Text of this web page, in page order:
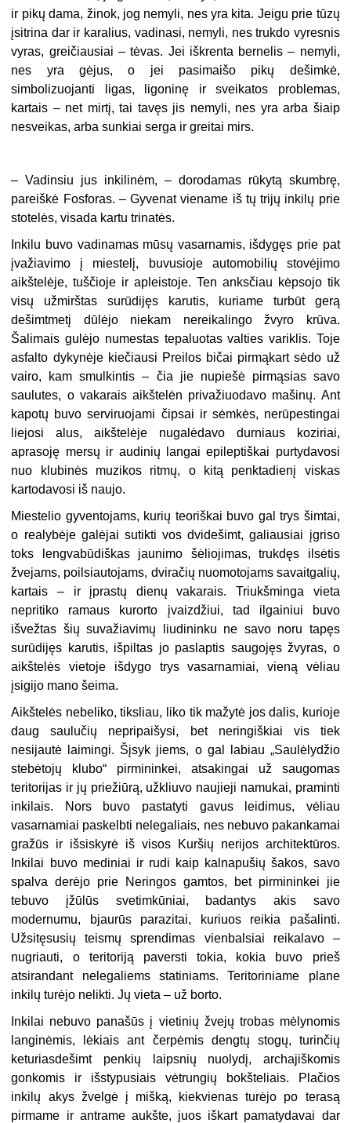
ir pikų dama, žinok, jog nemyli, nes yra kita. Jeigu prie tūzų
įsitrina dar ir karalius, vadinasi, nemyli, nes trukdo vyresnis
vyras, greičiausiai – tėvas. Jei iškrenta bernelis – nemyli,
nes yra gėjus, o jei pasimaišo pikų dešimkė,
simbolizuojanti ligas, ligoninę ir sveikatos problemas,
kartais – net mirtį, tai tavęs jis nemyli, nes yra arba šiaip
nesveikas, arba sunkiai serga ir greitai mirs.
–Vadinsiu jus inkilinėm, – dorodamas rūkytą skumbrę,
pareiškė Fosforas. – Gyvenat viename iš tų trijų inkilų prie
stotelės, visada kartu trinatės.
Inkilu buvo vadinamas mūsų vasarnamis, išdygęs prie pat
įvažiavimo į miestelį, buvusioje automobilių stovėjimo
aikštelėje, tuščioje ir apleistoje. Ten anksčiau kėpsojo tik
visų užmirštas surūdijęs karutis, kuriame turbūt gerą
dešimtmetį dūlėjo niekam nereikalingo žvyro krūva.
Šalimais gulėjo numestas tepaluotas valties variklis. Toje
asfalto dykynėje kiečiausi Preilos bičai pirmąkart sėdo už
vairo, kam smulkintis – čia jie nupiešė pirmąsias savo
saulutes, o vakarais aikštelėn privažiuodavo mašinų. Ant
kapotų buvo serviruojami čipsai ir sėmkės, nerūpestingai
liejosi alus, aikštelėje nugalėdavo durniaus koziriai,
aprasoję mersų ir audinių langai epileptiškai purtydavosi
nuo klubinės muzikos ritmų, o kitą penktadienį viskas
kartodavosi iš naujo.
Miestelio gyventojams, kurių teoriškai buvo gal trys šimtai,
o realybėje galėjai sutikti vos dvidešimt, galiausiai įgriso
toks lengvabūdiškas jaunimo šėliojimas, trukdęs ilsėtis
žvejams, poilsiautojams, dviračių nuomotojams savaitgalių,
kartais – ir įprastų dienų vakarais. Triukšminga vieta
nepritiko ramaus kurorto įvaizdžiui, tad ilgainiui buvo
išvežtas šių suvažiavimų liudininku ne savo noru tapęs
surūdijęs karutis, išpiltas jo paslaptis saugojęs žvyras, o
aikštelės vietoje išdygo trys vasarnamiai, vieną vėliau
įsigijo mano šeima.
Aikštelės nebeliko, tiksliau, liko tik mažytė jos dalis, kurioje
daug saulučių nepripaišysi, bet neringiškiai vis tiek
nesijautė laimingi. Šįsyk jiems, o gal labiau „Saulėlydžio
stebėtojų klubo“ pirmininkei, atsakingai už saugomas
teritorijas ir jų priežiūrą, užkliuvo naujieji namukai, praminti
inkilais. Nors buvo pastatyti gavus leidimus, vėliau
vasarnamiai paskelbti nelegaliais, nes nebuvo pakankamai
gražūs ir išsiskyrė iš visos Kuršių nerijos architektūros.
Inkilai buvo mediniai ir rudi kaip kalnapušių šakos, savo
spalva derėjo prie Neringos gamtos, bet pirmininkei jie
tebuvo įžūlūs svetimkūniai, badantys akis savo
modernumu, bjaurūs parazitai, kuriuos reikia pašalinti.
Užsitęsusių teismų sprendimas vienbalsiai reikalavo –
nugriauti, o teritoriją paversti tokia, kokia buvo prieš
atsirandant nelegaliems statiniams. Teritoriniame plane
inkilų turėjo nelikti. Jų vieta – už borto.
Inkilai nebuvo panašūs į vietinių žvejų trobas mėlynomis
langinėmis, lėkiais ant čerpėmis dengtų stogų, turinčių
keturiasdešimt penkių laipsnių nuolydį, archajiškomis
gonkomis ir išstypusiais vėtrungių bokšteliais. Plačios
inkilų akys žvelgė į mišką, kiekvienas turėjo po terasą
pirmame ir antrame aukšte, juos iškart pamatydavai dar